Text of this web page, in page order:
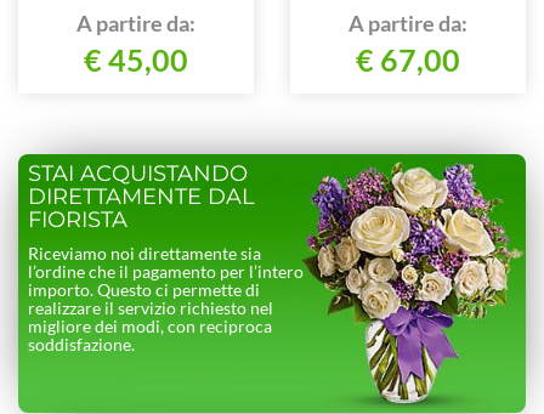
A partire da:
€ 45,00
A partire da:
€ 67,00
STAI ACQUISTANDO
DIRETTAMENTE DAL
FIORISTA
Riceviamo noi direttamente sia
l’ordine che il pagamento per l’intero
importo. Questo ci permette di
realizzare il servizio richiesto nel
migliore dei modi, con reciproca
soddisfazione.